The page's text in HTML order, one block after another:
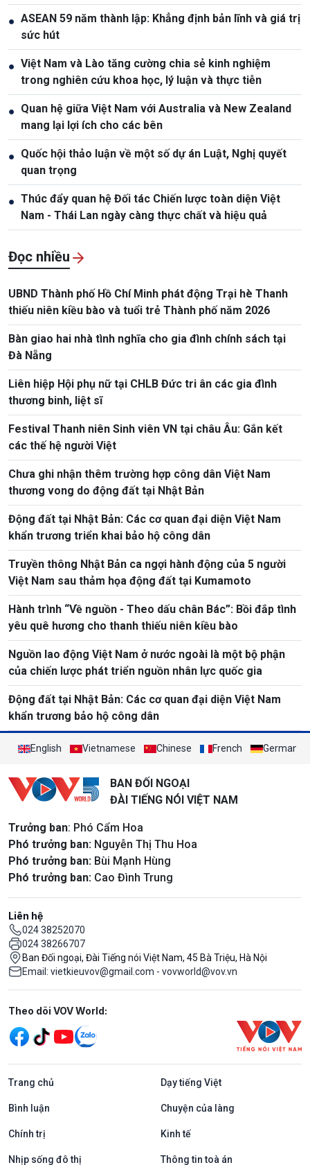
● ASEAN 59 năm thành lập: Khẳng định bản lĩnh và giá trị
sức hút
● Việt Nam và Lào tăng cường chia sẻ kinh nghiệm
trong nghiên cứu khoa học, lý luận và thực tiễn
● Quan hệ giữa Việt Nam với Australia và New Zealand
mang lại lợi ích cho các bên
● Quốc hội thảo luận về một số dự án Luật, Nghị quyết
quan trọng
● Thúc đẩy quan hệ Đối tác Chiến lược toàn diện Việt
Nam - Thái Lan ngày càng thực chất và hiệu quả
Đọc nhiều
UBND Thành phố Hồ Chí Minh phát động Trại hè Thanh
thiếu niên kiều bào và tuổi trẻ Thành phố năm 2026
Bàn giao hai nhà tình nghĩa cho gia đình chính sách tại
Đà Nẵng
Liên hiệp Hội phụ nữ tại CHLB Đức tri ân các gia đình
thương binh, liệt sĩ
Festival Thanh niên Sinh viên VN tại châu Âu: Gắn kết
các thế hệ người Việt
Chưa ghi nhận thêm trường hợp công dân Việt Nam
thương vong do động đất tại Nhật Bản
Động đất tại Nhật Bản: Các cơ quan đại diện Việt Nam
khẩn trương triển khai bảo hộ công dân
Truyền thông Nhật Bản ca ngợi hành động của 5 người
Việt Nam sau thảm họa động đất tại Kumamoto
Hành trình “Về nguồn - Theo dấu chân Bác”: Bồi đắp tình
yêu quê hương cho thanh thiếu niên kiều bào
Nguồn lao động Việt Nam ở nước ngoài là một bộ phận
của chiến lược phát triển nguồn nhân lực quốc gia
Động đất tại Nhật Bản: Các cơ quan đại diện Việt Nam
khẩn trương bảo hộ công dân
English Vietnamese Chinese French German
BAN ĐỐI NGOẠI
ĐÀI TIẾNG NÓI VIỆT NAM
Trưởng ban: Phó Cẩm Hoa
Phó trưởng ban: Nguyễn Thị Thu Hoa
Phó trưởng ban: Bùi Mạnh Hùng
Phó trưởng ban: Cao Đình Trung
Liên hệ
024 38252070
024 38266707
Ban Đối ngoại, Đài Tiếng nói Việt Nam, 45 Bà Triệu, Hà Nội
Email: vietkieuvov@gmail.com - vovworld@vov.vn
Mạng xã hội
Theo dõi VOV World:
Trang chủ Dạy tiếng Việt
Bình luận Chuyện của làng
Chính trị Kinh tế
Nhịp sống đô thị Thông tin toà án